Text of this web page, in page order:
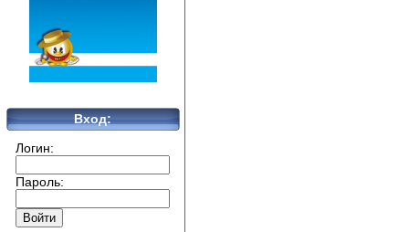
Вход:
Логин:
Пароль: